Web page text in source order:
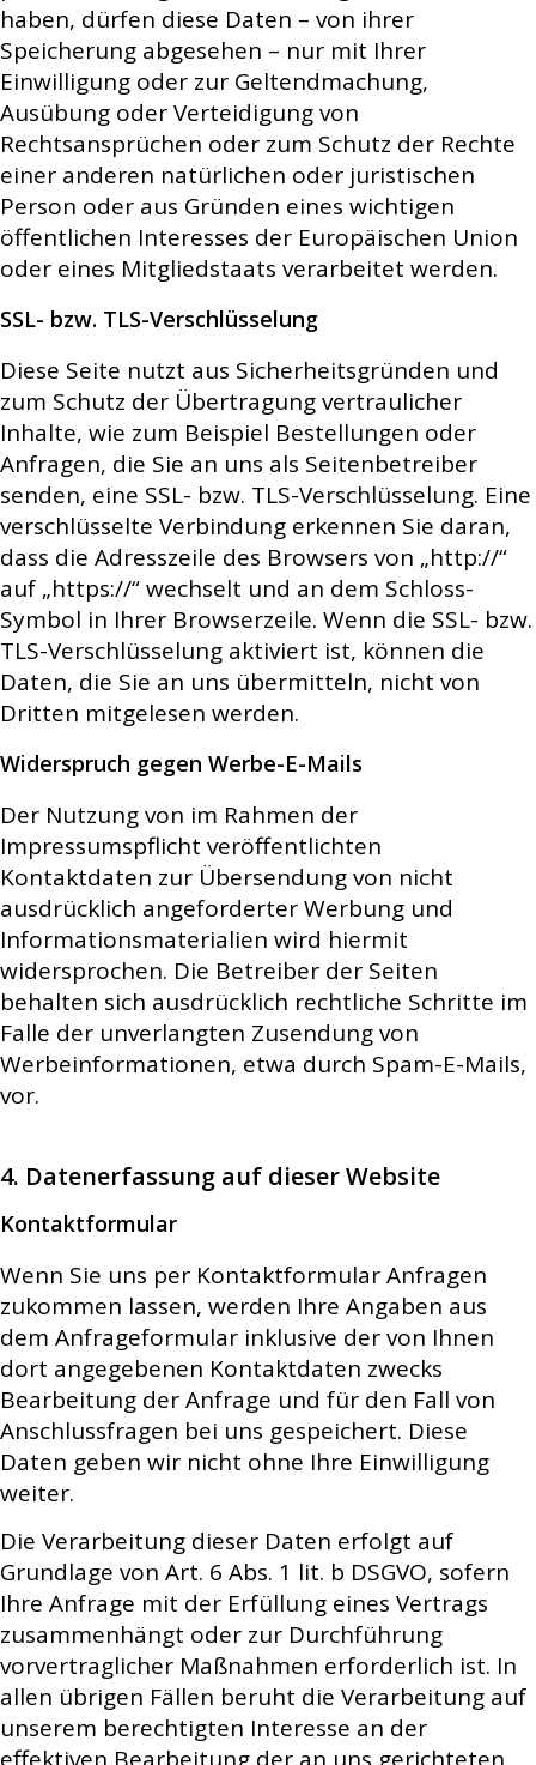
haben, dürfen diese Daten – von ihrer
Speicherung abgesehen – nur mit Ihrer
Einwilligung oder zur Geltendmachung,
Ausübung oder Verteidigung von
Rechtsansprüchen oder zum Schutz der Rechte
einer anderen natürlichen oder juristischen
Person oder aus Gründen eines wichtigen
öffentlichen Interesses der Europäischen Union
oder eines Mitgliedstaats verarbeitet werden.
SSL- bzw. TLS-Verschlüsselung
Diese Seite nutzt aus Sicherheitsgründen und
zum Schutz der Übertragung vertraulicher
Inhalte, wie zum Beispiel Bestellungen oder
Anfragen, die Sie an uns als Seitenbetreiber
senden, eine SSL- bzw. TLS-Verschlüsselung. Eine
verschlüsselte Verbindung erkennen Sie daran,
dass die Adresszeile des Browsers von „http://“
auf „https://“ wechselt und an dem Schloss-
Symbol in Ihrer Browserzeile. Wenn die SSL- bzw.
TLS-Verschlüsselung aktiviert ist, können die
Daten, die Sie an uns übermitteln, nicht von
Dritten mitgelesen werden.
Widerspruch gegen Werbe-E-Mails
Der Nutzung von im Rahmen der
Impressumspflicht veröffentlichten
Kontaktdaten zur Übersendung von nicht
ausdrücklich angeforderter Werbung und
Informationsmaterialien wird hiermit
widersprochen. Die Betreiber der Seiten
behalten sich ausdrücklich rechtliche Schritte im
Falle der unverlangten Zusendung von
Werbeinformationen, etwa durch Spam-E-Mails,
vor.
4. Datenerfassung auf dieser Website
Kontaktformular
Wenn Sie uns per Kontaktformular Anfragen
zukommen lassen, werden Ihre Angaben aus
dem Anfrageformular inklusive der von Ihnen
dort angegebenen Kontaktdaten zwecks
Bearbeitung der Anfrage und für den Fall von
Anschlussfragen bei uns gespeichert. Diese
Daten geben wir nicht ohne Ihre Einwilligung
weiter.
Die Verarbeitung dieser Daten erfolgt auf
Grundlage von Art. 6 Abs. 1 lit. b DSGVO, sofern
Ihre Anfrage mit der Erfüllung eines Vertrags
zusammenhängt oder zur Durchführung
vorvertraglicher Maßnahmen erforderlich ist. In
allen übrigen Fällen beruht die Verarbeitung auf
unserem berechtigten Interesse an der